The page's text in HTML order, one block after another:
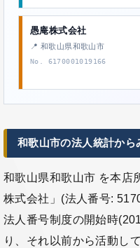
愚庵株式会社
📍 和歌山県和歌山市
No. 6170001019166
和歌山市の法人統計か
和歌山県和歌山市 を本店
株式会社」(法人番号:
法人番号制度の開始時
り、それ以前から活動し